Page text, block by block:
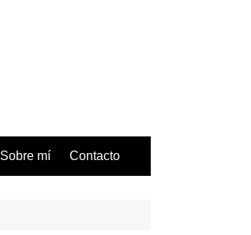
Sobre mí Contacto